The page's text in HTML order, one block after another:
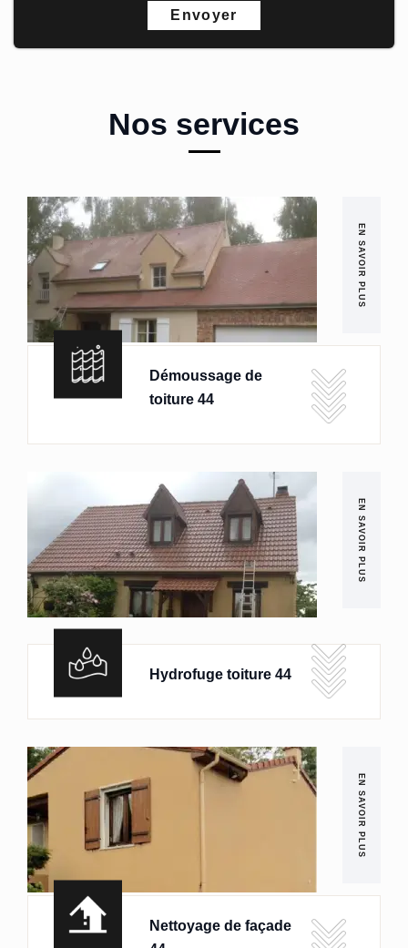
Nos services
EN SAVOIR PLUS
Démoussage de
toiture 44
EN SAVOIR PLUS
Hydrofuge toiture 44
EN SAVOIR PLUS
Nettoyage de façade